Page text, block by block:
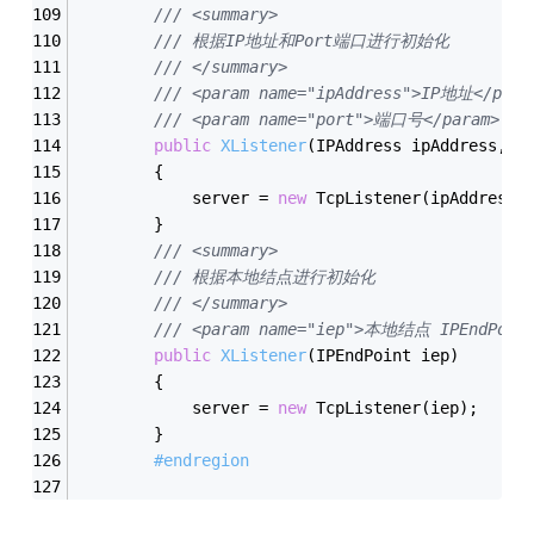
/// <summary>
/// 根据IP地址和Port端口进行初始化
/// </summary>
/// <param name="ipAddress">IP地址</
/// <param name="port">端口号</param>
public XListener(IPAddress ipAddress,
        {
            server =
new
        }
/// <summary>
/// 根据本地结点进行初始化
/// </summary>
/// <param name="iep">本地结点 IPEndPoint
public XListener(IPEndPoint iep)
        {
            server =
new TcpListener(iep);
        }
#endregion